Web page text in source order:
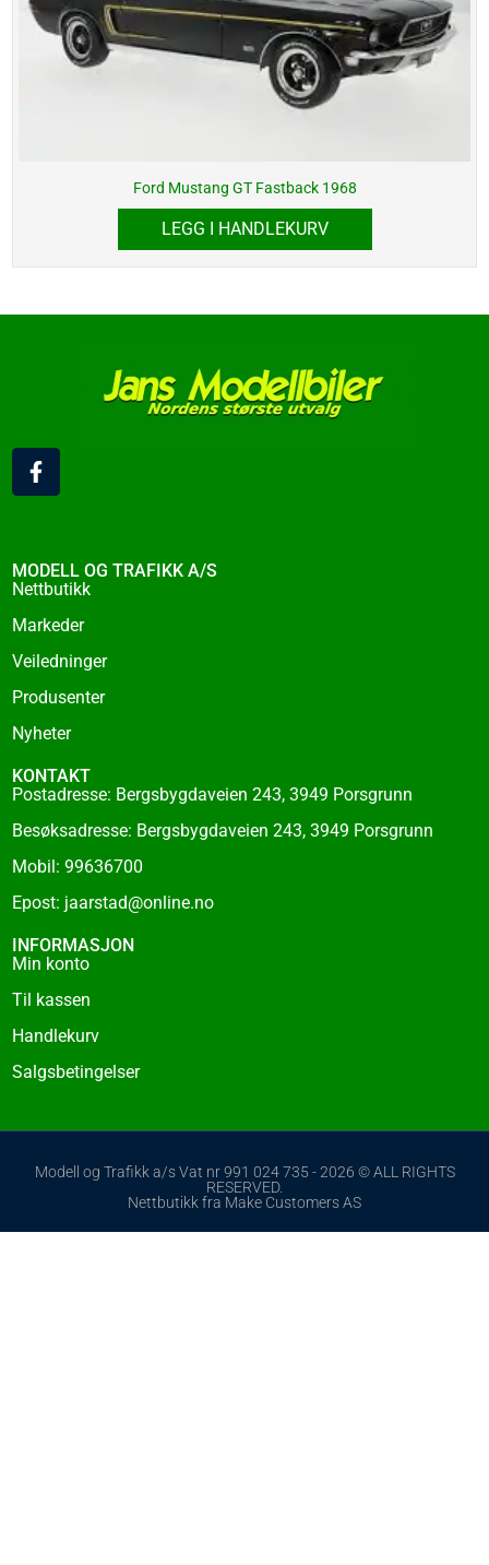
Ford Mustang GT Fastback 1968
LEGG I HANDLEKURV
F
a
c
o
o
-
f
MODELL OG TRAFIKK A/S
Nettbutikk
Markeder
Veiledninger
Produsenter
Nyheter
KONTAKT
Postadresse: Bergsbygdaveien 243, 3949 Porsgrunn
Besøksadresse: Bergsbygdaveien 243, 3949 Porsgrunn
Mobil: 99636700
Epost: jaarstad@online.no
INFORMASJON
Min konto
Til kassen
Handlekurv
Salgsbetingelser
Modell og Trafikk a/s Vat nr 991 024 735 - 2026 © ALL RIGHTS
RESERVED.
Nettbutikk fra Make Customers AS